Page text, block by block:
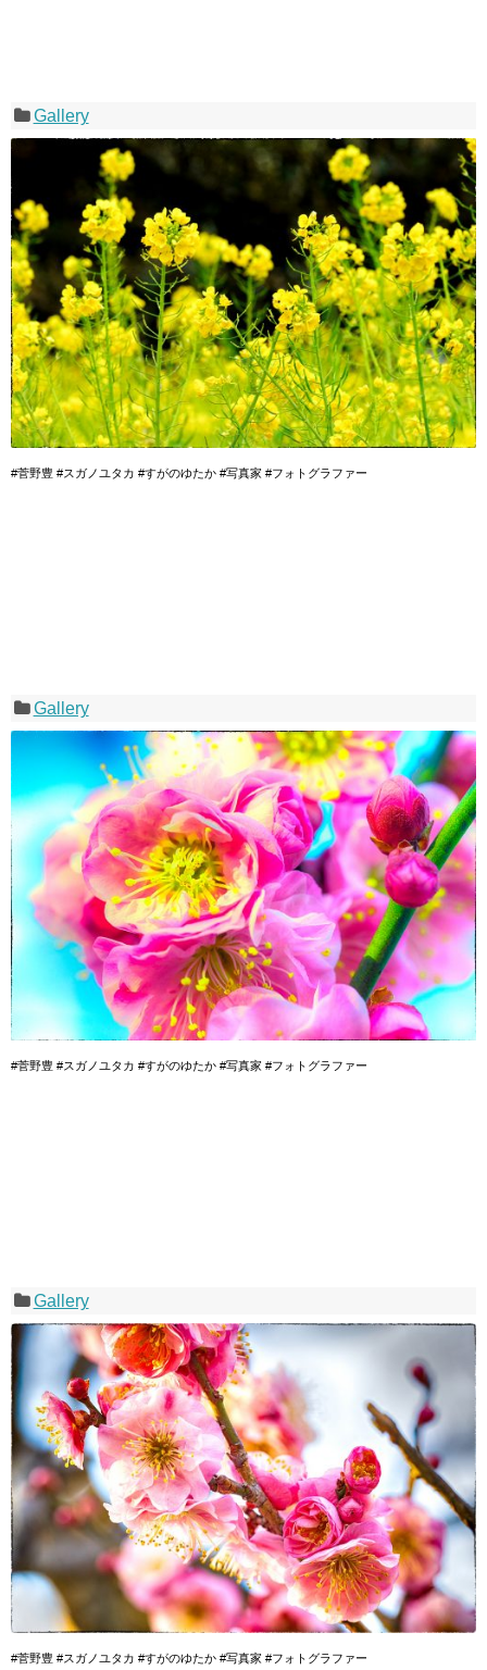
Gallery
#菅野豊 #スガノユタカ #すがのゆたか #写真家 #フォトグラファー
Gallery
#菅野豊 #スガノユタカ #すがのゆたか #写真家 #フォトグラファー
Gallery
#菅野豊 #スガノユタカ #すがのゆたか #写真家 #フォトグラファー